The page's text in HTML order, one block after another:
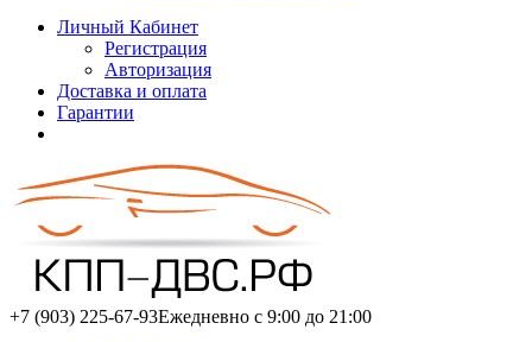
Личный Кабинет
Регистрация
Авторизация
Доставка и оплата
Гарантии
+7 (903) 225-67-93Ежедневно с 9:00 до 21:00